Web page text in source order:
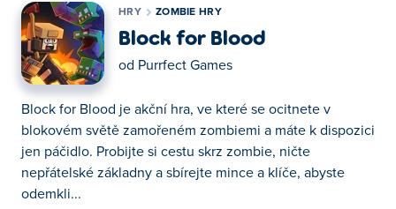
HRY ZOMBIE HRY
Block for Blood
od Purrfect Games
Block for Blood je akční hra, ve které se ocitnete v
blokovém světě zamořeném zombiemi a máte k dispozici
jen páčidlo. Probijte si cestu skrz zombie, ničte
nepřátelské základny a sbírejte mince a klíče, abyste
odemkli...